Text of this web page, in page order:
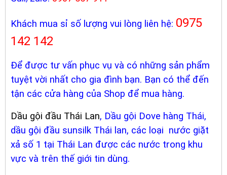
Khách mua sỉ số lượng vui lòng liên hệ: 0975
142 142
Để được tư vấn phục vụ và có những sản phẩm
tuyệt vời nhất cho gia đình bạn. Bạn có thể đến
tận các cửa hàng của Shop để mua hàng.
Dầu gội đầu Thái Lan, Dầu gội Dove hàng Thái,
dầu gội đầu sunsilk Thái lan, các loại nước giặt
xả số 1 tại Thái Lan được các nước trong khu
vực và trên thế giới tin dùng.